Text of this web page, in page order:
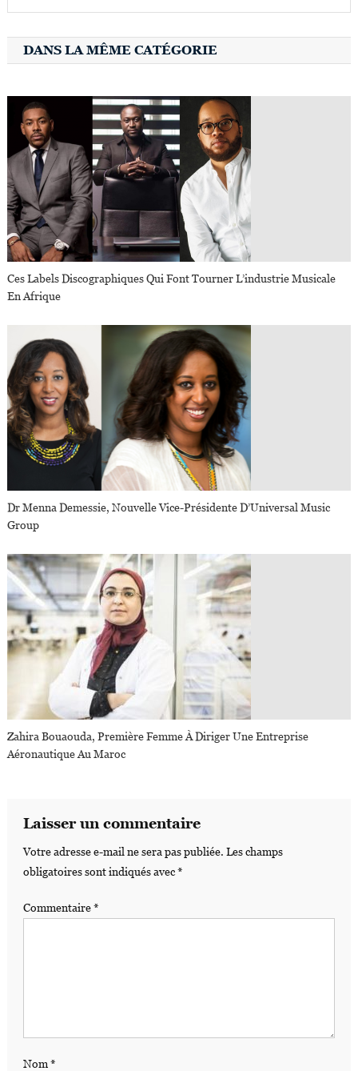
DANS LA MÊME CATÉGORIE
Ces Labels Discographiques Qui Font Tourner L’industrie Musicale
En Afrique
Dr Menna Demessie, Nouvelle Vice-Présidente D’Universal Music
Group
Zahira Bouaouda, Première Femme À Diriger Une Entreprise
Aéronautique Au Maroc
Laisser un commentaire
Votre adresse e-mail ne sera pas publiée. Les champs
obligatoires sont indiqués avec*
Commentaire*
Nom*